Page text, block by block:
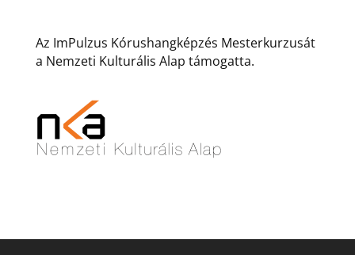
Az ImPulzus Kórushangképzés Mesterkurzusát
a Nemzeti Kulturális Alap támogatta.